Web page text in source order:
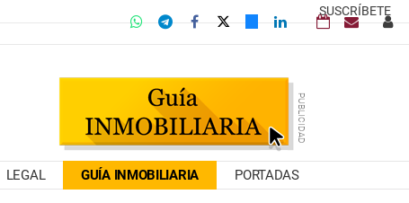
SUSCRÍBETE
LEGAL GUÍA INMOBILIARIA PORTADAS